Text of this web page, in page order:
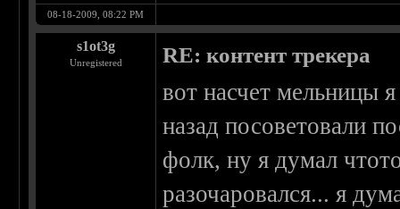
08-18-2009, 08:22 PM
s1ot3g
Unregistered RE: контент трекера
вот насчет мельницы
назад посоветовали
фолк, ну я думал
разочаровался... я